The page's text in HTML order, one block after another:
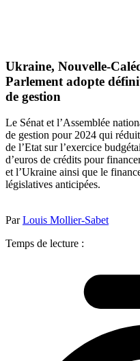
Ukraine, Nouvelle-
Parlement adopte
de gestion
Le Sénat et l’Assemblée
de gestion pour 2024 qui
de l’Etat sur l’exercice
d’euros de crédits pour
et l’Ukraine ainsi que le
législatives anticipées.
ParLouis Mollier-Sabet
Temps de lecture :